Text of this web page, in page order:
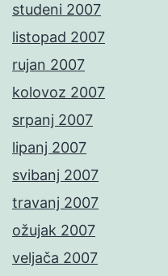
studeni 2007
listopad 2007
rujan 2007
kolovoz 2007
srpanj 2007
lipanj 2007
svibanj 2007
travanj 2007
ožujak 2007
veljača 2007